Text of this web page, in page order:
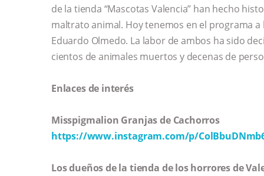
de la tienda “Mascotas Valencia” han hecho
maltrato animal. Hoy tenemos en el programa a
Eduardo Olmedo. La labor de ambos ha sido
cientos de animales muertos y decenas de
Enlaces de interés
Misspigmalion Granjas de Cachorros
https://www.instagram.com/p/
Los dueños de la tienda de los horrores de